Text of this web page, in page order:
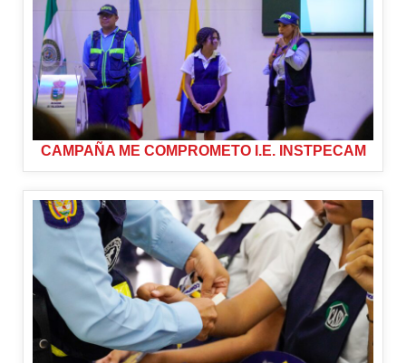
CAMPAÑA ME COMPROMETO I.E. INSTPECAM